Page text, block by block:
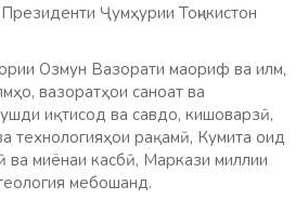
Ҷумҳурии Тоҷикистон
Озмун Вазорати маориф ва илм,
вазоратҳои саноат ва
иқтисод ва савдо, кишоварзӣ,
технологияҳои рақамӣ, Кумита оид
ва миёнаи касбӣ, Маркази миллии
мебошанд.